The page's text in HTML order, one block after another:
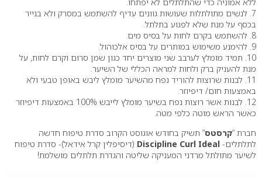
ללא אמוניה כדי שהתלתלים לא יפתחו.
7. לנשים מתולתלות שעושות גוונים עדיף להשתמש במסרק ולא בנייר
בכסף על מנת שלא לפגוע בתלתל.
8. להשתמש בקרם לחות על בסיס מים.
9. להימנע משימוש במותרים על בסיס אלכוהול.
10. תמיד מומלץ לערבב שני מוצרים יחד כגון שמן סרום וקרם לחות, על
מנת להעניק ברק ולחות למראה הכללי של השיער.
11. לבנות שרוצות להוריד נפח מהשיער מומלץ ליבש באופן טבעי ולא
באמצעות חום/ דיפיוזר.
12. לבנות אשר רוצות נפח בשיער מומלץ לייבש 100% באמצעות דיפיוזר
כאשר הראש מוטה כלפי מטה.
חברת “קרסטס” תשיק בחודש אוגוסט הקרוב סדרת טיפוח חדשה
לתלתלים- Discipline Curl Ideal (דיסיפלין קרל אידאל)- סדרת טיפוח
לשיער מתולתל מרדני המעניקה שליטה והגדרת תלתלים מושלמת!